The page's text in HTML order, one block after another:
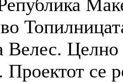
Велес. Целно
Проектот се